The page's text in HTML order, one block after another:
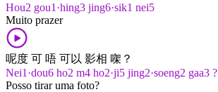
Hou2 gou1·hing3 jing6·sik1 nei5
Muito prazer
呢度 可 唔 可以 影相 㗎？
Nei1·dou6 ho2 m4 ho2·ji5 jing2·soeng2 gaa3 ?
Posso tirar uma foto?